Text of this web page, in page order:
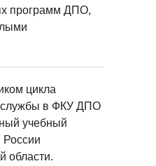
программ ДПО,
цикла
службы в ФКУ ДПО
учебный
области.